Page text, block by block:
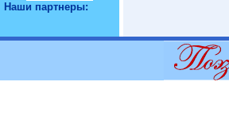
Наши партнеры: